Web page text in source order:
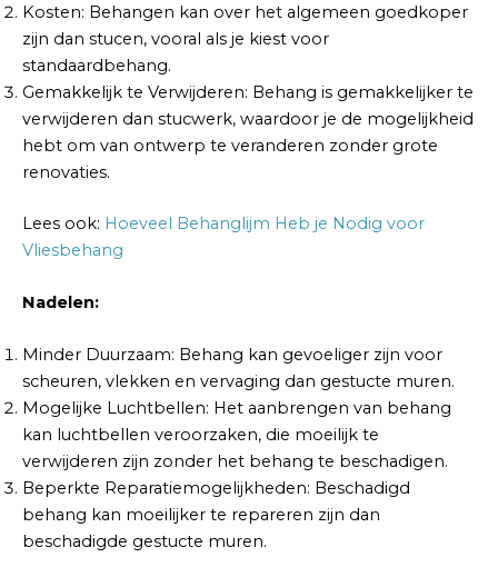
Kosten: Behangen kan over het algemeen goedkoper
zijn dan stucen, vooral als je kiest voor
standaardbehang.
Gemakkelijk te Verwijderen: Behang is gemakkelijker te
verwijderen dan stucwerk, waardoor je de mogelijkheid
hebt om van ontwerp te veranderen zonder grote
renovaties.
Lees ook: Hoeveel Behanglijm Heb je Nodig voor
Vliesbehang
Nadelen:
Minder Duurzaam: Behang kan gevoeliger zijn voor
scheuren, vlekken en vervaging dan gestucte muren.
Mogelijke Luchtbellen: Het aanbrengen van behang
kan luchtbellen veroorzaken, die moeilijk te
verwijderen zijn zonder het behang te beschadigen.
Beperkte Reparatiemogelijkheden: Beschadigd
behang kan moeilijker te repareren zijn dan
beschadigde gestucte muren.